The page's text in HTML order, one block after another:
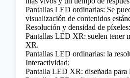
Pantallas LED ordinarias: Se
visualización de contenidos
Resolución y densidad de píxeles:
Pantallas LED XR: suelen tener
XR.
Pantallas LED ordinarias: la
Interactividad:
Pantalla LED XR: diseñada para